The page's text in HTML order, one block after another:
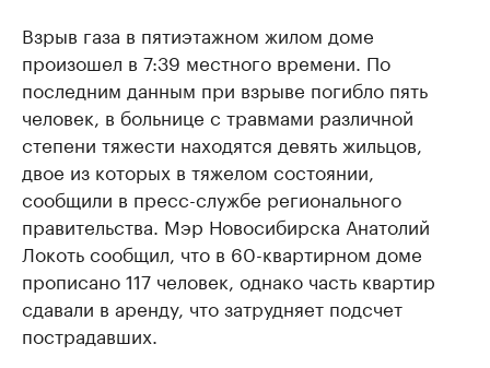
Взрыв газа в пятиэтажном жилом доме
произошел в 7:39 местного времени. По
последним данным при взрыве погибло пять
человек, в больнице с травмами различной
степени тяжести находятся девять жильцов,
двое из которых в тяжелом состоянии,
сообщили в пресс-службе регионального
правительства. Мэр Новосибирска Анатолий
Локоть сообщил, что в 60-квартирном доме
прописано 117 человек, однако часть квартир
сдавали в аренду, что затрудняет подсчет
пострадавших.